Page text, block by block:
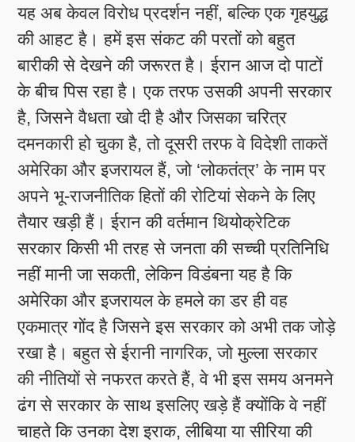
यह अब केवल विरोध प्रदर्शन नहीं, बल्कि एक गृहयुद्ध
की आहट है। हमें इस संकट की परतों को बहुत
बारीकी से देखने की जरूरत है। ईरान आज दो पाटों
के बीच पिस रहा है। एक तरफ उसकी अपनी सरकार
है, जिसने वैधता खो दी है और जिसका चरित्र
दमनकारी हो चुका है, तो दूसरी तरफ वे विदेशी ताकतें
अमेरिका और इजरायल हैं, जो ‘लोकतंत्र’ के नाम पर
अपने भू-राजनीतिक हितों की रोटियां सेकने के लिए
तैयार खड़ी हैं। ईरान की वर्तमान थियोक्रेटिक
सरकार किसी भी तरह से जनता की सच्ची प्रतिनिधि
नहीं मानी जा सकती, लेकिन विडंबना यह है कि
अमेरिका और इजरायल के हमले का डर ही वह
एकमात्र गोंद है जिसने इस सरकार को अभी तक जोड़े
रखा है। बहुत से ईरानी नागरिक, जो मुल्ला सरकार
की नीतियों से नफरत करते हैं, वे भी इस समय अनमने
ढंग से सरकार के साथ इसलिए खड़े हैं क्योंकि वे नहीं
चाहते कि उनका देश इराक, लीबिया या सीरिया की